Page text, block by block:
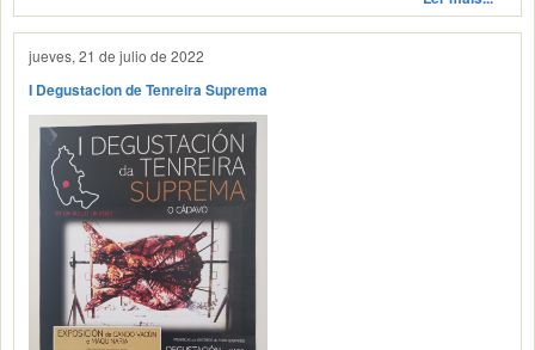
jueves, 21 de julio de 2022
I Degustacion de Tenreira Suprema